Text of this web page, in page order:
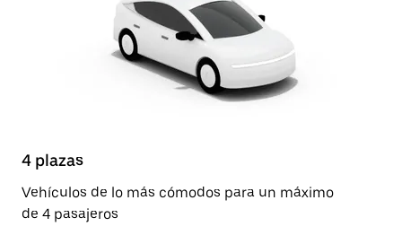
4 plazas
Vehículos de lo más cómodos para un máximo
de 4 pasajeros